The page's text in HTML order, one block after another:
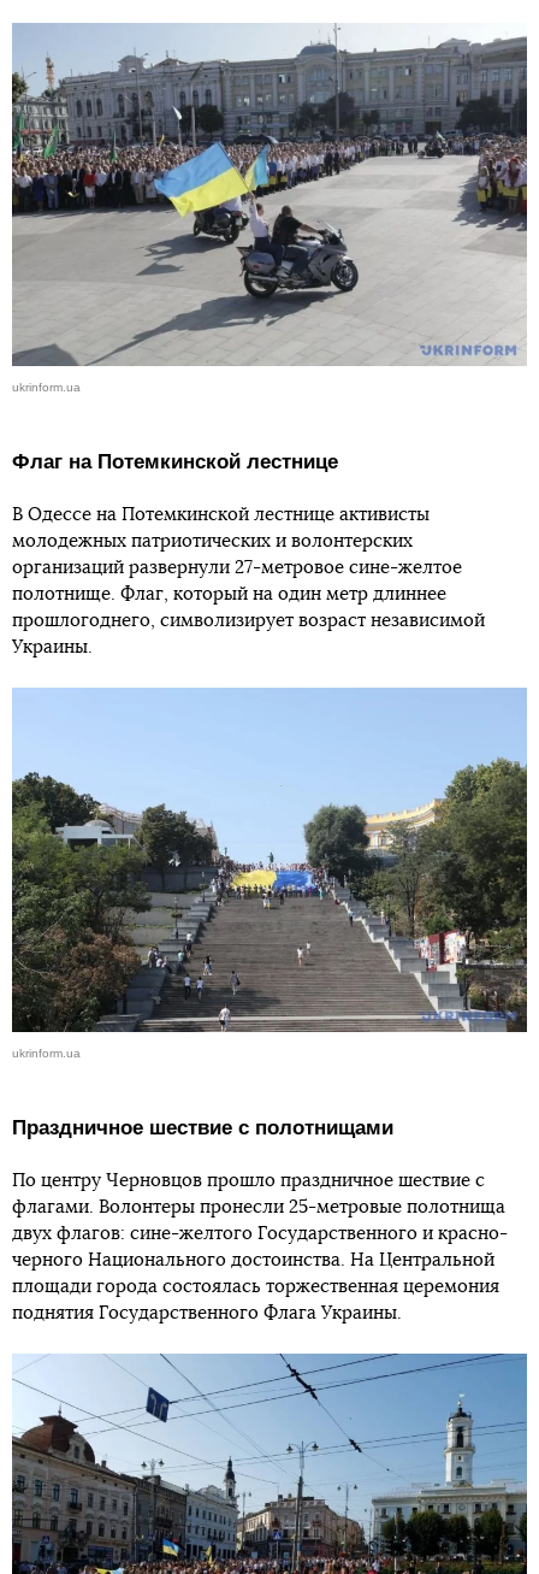
ukrinform.ua
Флаг на Потемкинской лестнице
В Одессе на Потемкинской лестнице активисты
молодежных патриотических и волонтерских
организаций развернули 27-метровое сине-желтое
полотнище. Флаг, который на один метр длиннее
прошлогоднего, символизирует возраст независимой
Украины.
ukrinform.ua
Праздничное шествие с полотнищами
По центру Черновцов прошло праздничное шествие с
флагами. Волонтеры пронесли 25-метровые полотнища
двух флагов: сине-желтого Государственного и красно-
черного Национального достоинства. На Центральной
площади города состоялась торжественная церемония
поднятия Государственного Флага Украины.